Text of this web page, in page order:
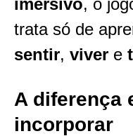
trata só de
sentir, viver e
A diferença
incorporar